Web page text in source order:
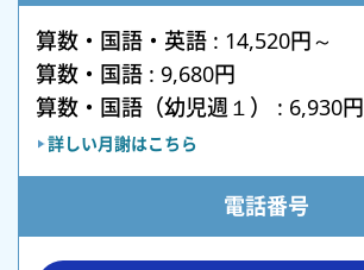
算数・国語・英語 : 14,520円～
算数・国語 : 9,680円
算数・国語（幼児週１） : 6,930円
詳しい月謝はこちら
電話番号